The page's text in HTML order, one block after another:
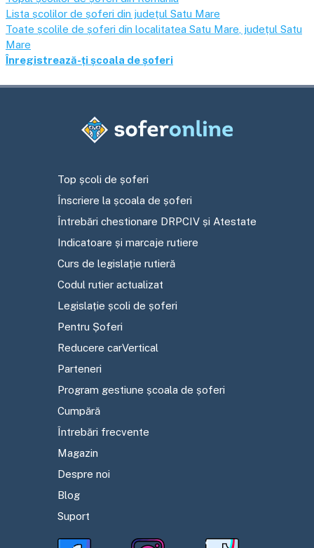
Lista școlilor de șoferi din județul Satu Mare
Toate școlile de șoferi din localitatea Satu Mare , județul Satu
Mare
Înregistrează-ți școala de șoferi
Top școli de șoferi
Înscriere la școala de șoferi
Întrebări chestionare DRPCIV și Atestate
Indicatoare și marcaje rutiere
Curs de legislație rutieră
Codul rutier actualizat
Legislație școli de șoferi
Pentru Șoferi
Reducere carVertical
Parteneri
Program gestiune școala de șoferi
Cumpără
Întrebări frecvente
Magazin
Despre noi
Blog
Suport